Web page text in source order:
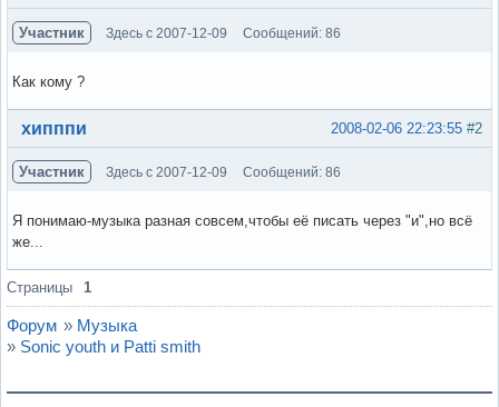
Участник Здесь с 2007-12-09 Сообщений: 86
Как кому ?
Вне форума #2
2008-02-06 22:23:55
хипппи
Участник Здесь с 2007-12-09 Сообщений: 86
Я понимаю-музыка разная совсем,чтобы её писать через "и",но всё
же...
Вне форума
Страницы 1
Форум » Музыка
» Sonic youth и Patti smith